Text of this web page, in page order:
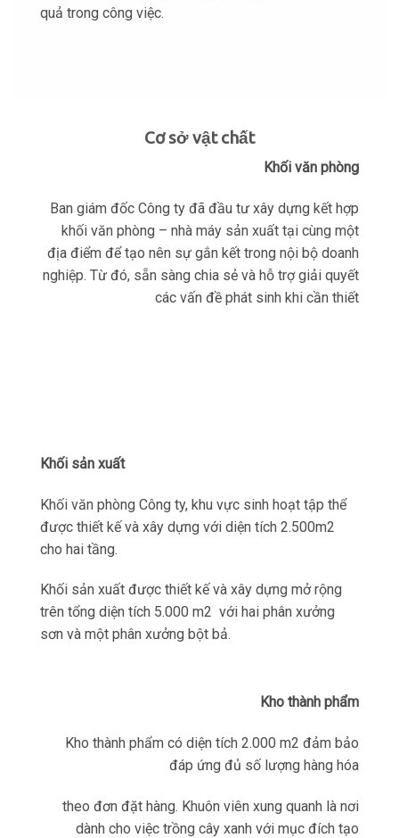
quả trong công việc.
Cơ sở vật chất
Khối văn phòng
Ban giám đốc Công ty đã đầu tư xây dựng kết hợp
khối văn phòng – nhà máy sản xuất tại cùng một
địa điểm để tạo nên sự gắn kết trong nội bộ doanh
nghiệp. Từ đó, sẵn sàng chia sẻ và hỗ trợ giải quyết
các vấn đề phát sinh khi cần thiết
Khối sản xuất
Khối văn phòng Công ty, khu vực sinh hoạt tập thể
được thiết kế và xây dựng với diện tích 2.500m2
cho hai tầng.
Khối sản xuất được thiết kế và xây dựng mở rộng
trên tổng diện tích 5.000 m2 với hai phân xưởng
sơn và một phân xưởng bột bả.
Kho thành phẩm
Kho thành phẩm có diện tích 2.000 m2 đảm bảo
đáp ứng đủ số lượng hàng hóa
theo đơn đặt hàng. Khuôn viên xung quanh là nơi
dành cho việc trồng cây xanh với mục đích tạo